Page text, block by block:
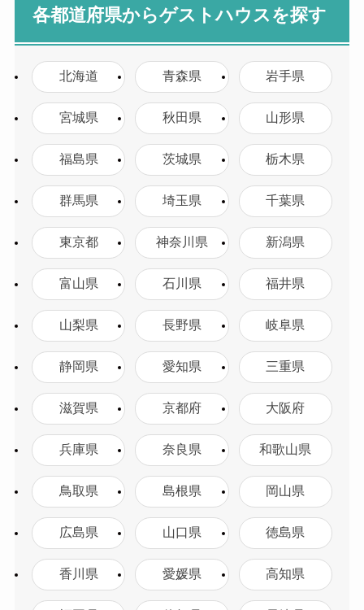
各都道府県からゲストハウスを探す
北海道 青森県 岩手県
宮城県 秋田県 山形県
福島県 茨城県 栃木県
群馬県 埼玉県 千葉県
東京都 神奈川県 新潟県
富山県 石川県 福井県
山梨県 長野県 岐阜県
静岡県 愛知県 三重県
滋賀県 京都府 大阪府
兵庫県 奈良県 和歌山県
鳥取県 島根県 岡山県
広島県 山口県 徳島県
香川県 愛媛県 高知県